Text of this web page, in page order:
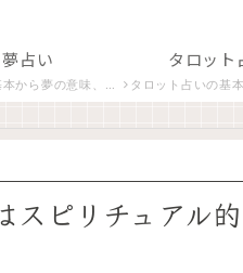
夢占い
知する方法までを紹介。夢占いで未来を知りたい方はこちら。
タロット
タロット占いの基本から応用、無料でできるタロット占いまでを紹介。タロ
スピリチュアル